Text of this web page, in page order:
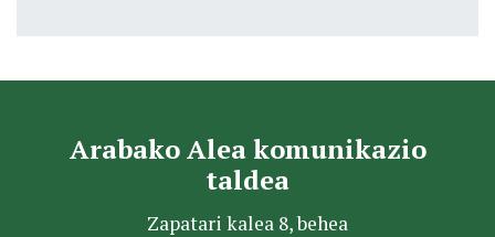
Arabako Alea komunikazio
taldea
Zapatari kalea 8, behea